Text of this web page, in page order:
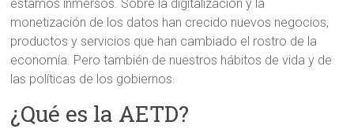
estamos inmersos. Sobre la digitalización y la
monetización de los datos han crecido nuevos negocios,
productos y servicios que han cambiado el rostro de la
economía. Pero también de nuestros hábitos de vida y de
las políticas de los gobiernos.
¿Qué es la AETD?